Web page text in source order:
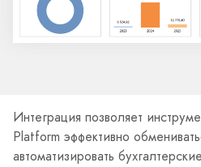
Интеграция позволяет
Platform эффективно
автоматизировать